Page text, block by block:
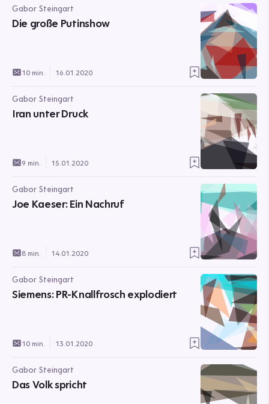
Gabor Steingart
Die große Putinshow
10 min. 16.01.2020
Gabor Steingart
Iran unter Druck
9 min. 15.01.2020
Gabor Steingart
Joe Kaeser: Ein Nachruf
8 min. 14.01.2020
Gabor Steingart
Siemens: PR-Knallfrosch explodiert
10 min. 13.01.2020
Gabor Steingart
Das Volk spricht